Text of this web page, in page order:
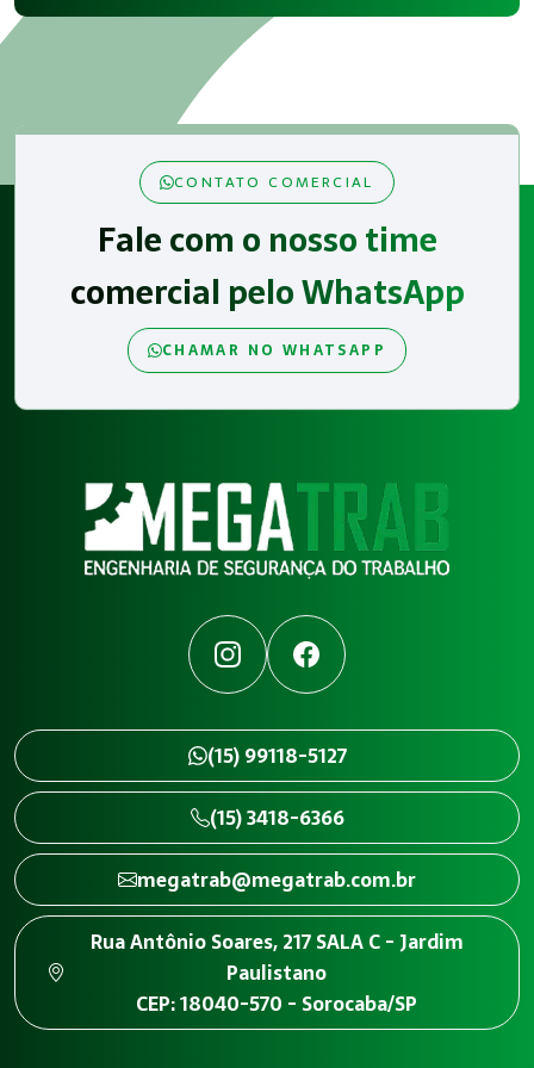
CONTATO COMERCIAL
Fale com o nosso time
comercial pelo WhatsApp
CHAMAR NO WHATSAPP
InstagramFacebook
(15) 99118-5127
(15) 3418-6366
megatrab@megatrab.com.br
Rua Antônio Soares, 217 SALA C - Jardim
Paulistano
CEP: 18040-570 - Sorocaba/SP